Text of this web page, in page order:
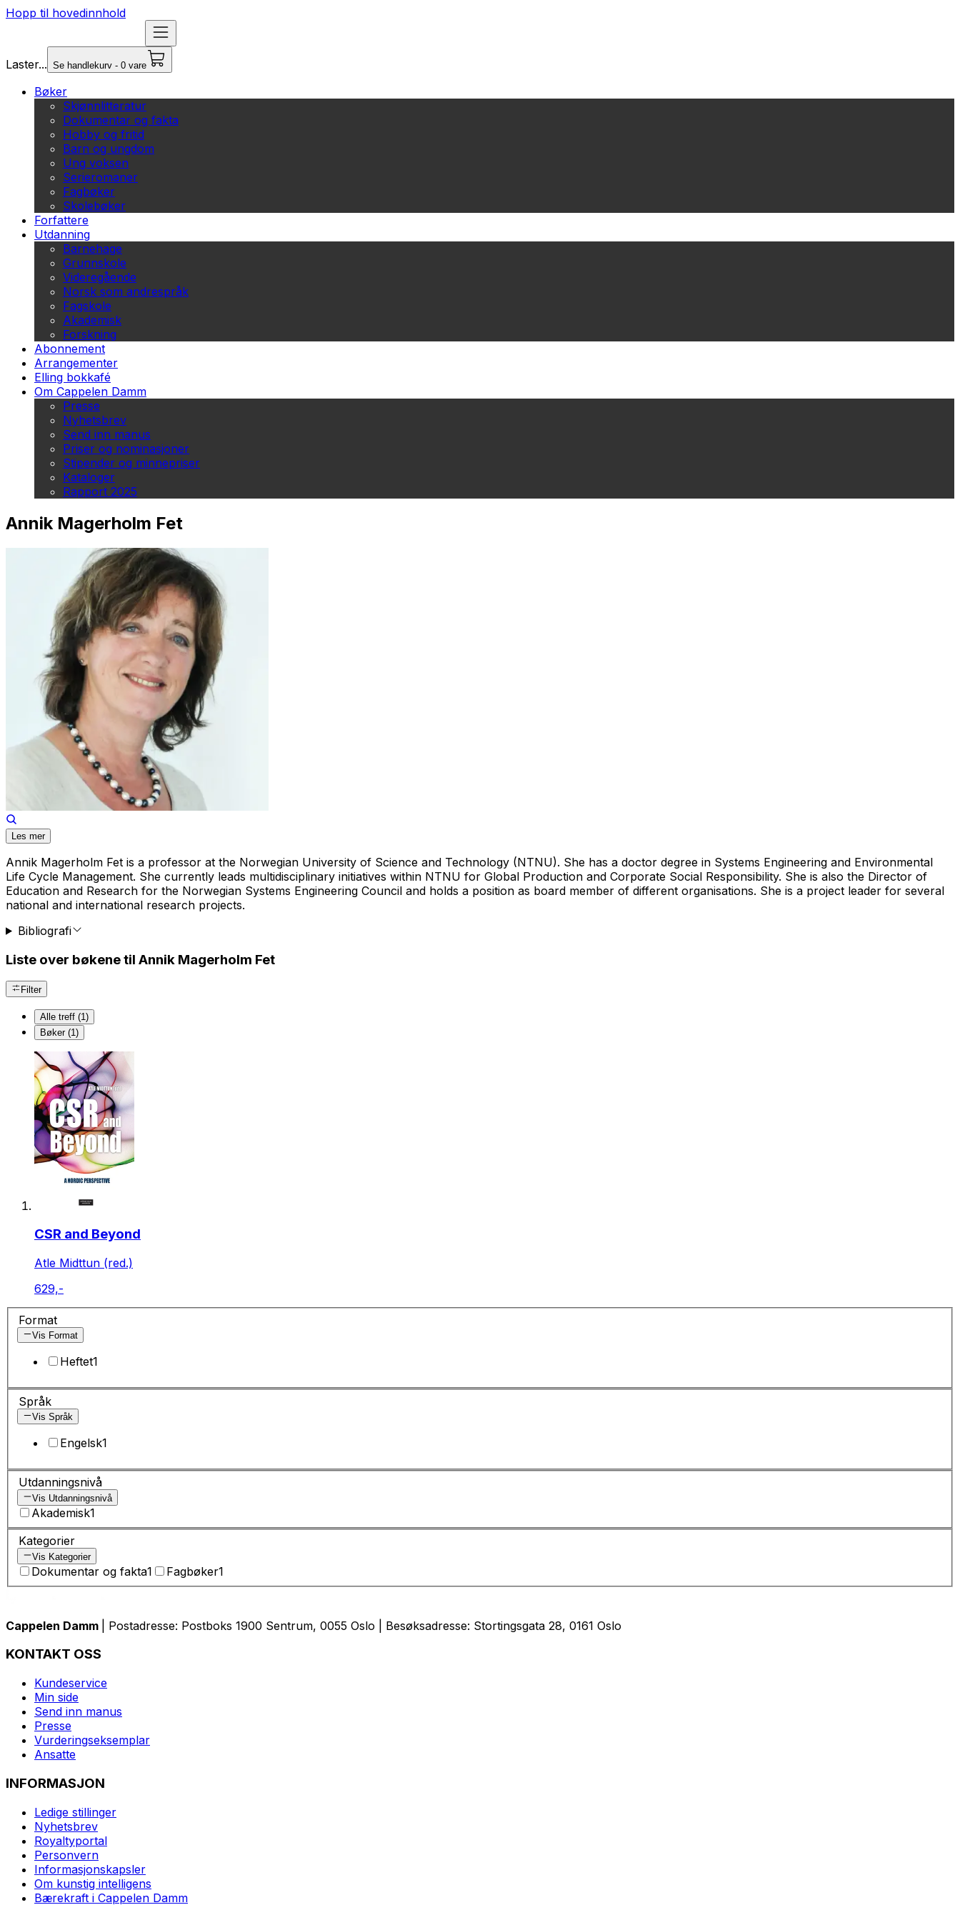
Hopp til hovedinnhold
Laster... Se handlekurv - 0 vare
Bøker
Skjønnlitteratur
Dokumentar og fakta
Hobby og fritid
Barn og ungdom
Ung voksen
Serieromaner
Fagbøker
Skolebøker
Forfattere
Utdanning
Barnehage
Grunnskole
Videregående
Norsk som andrespråk
Fagskole
Akademisk
Forskning
Abonnement
Arrangementer
Elling bokkafé
Om Cappelen Damm
Presse
Nyhetsbrev
Send inn manus
Priser og nominasjoner
Stipender og minnepriser
Kataloger
Rapport 2025
Annik Magerholm Fet
Les mer
Annik Magerholm Fet is a professor at the Norwegian University of Science and Technology (NTNU). She has a doctor degree in Systems Engineering and Environmental
Life Cycle Management. She currently leads multidisciplinary initiatives within NTNU for Global Production and Corporate Social Responsibility. She is also the Director of
Education and Research for the Norwegian Systems Engineering Council and holds a position as board member of different organisations. She is a project leader for several
national and international research projects.
Bibliografi
Liste over bøkene til Annik Magerholm Fet
Filter
Alle treff (1)
Bøker (1)
CSR and Beyond
Atle Midttun (red.)
629,-
Format
Vis Format
Heftet1
Språk
Vis Språk
Engelsk1
Utdanningsnivå
Vis Utdanningsnivå
Akademisk1
Kategorier
Vis Kategorier
Dokumentar og fakta1 Fagbøker1
Cappelen Damm | Postadresse: Postboks 1900 Sentrum, 0055 Oslo | Besøksadresse: Stortingsgata 28, 0161 Oslo
KONTAKT OSS
Kundeservice
Min side
Send inn manus
Presse
Vurderingseksemplar
Ansatte
INFORMASJON
Ledige stillinger
Nyhetsbrev
Royaltyportal
Personvern
Informasjonskapsler
Om kunstig intelligens
Bærekraft i Cappelen Damm